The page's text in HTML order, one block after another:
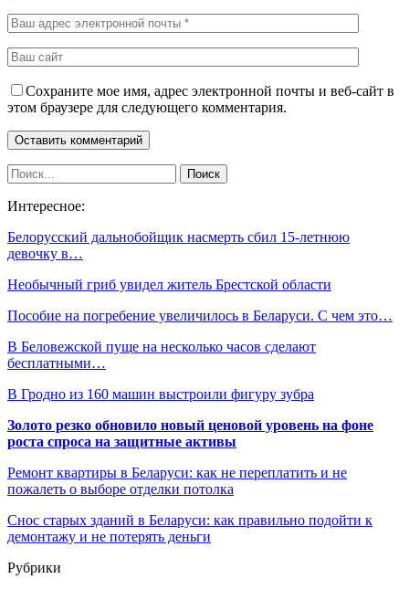
Сохраните мое имя, адрес электронной почты и веб-сайт в
этом браузере для следующего комментария.
Интересное:
Белорусский дальнобойщик насмерть сбил 15-летнюю
девочку в…
Необычный гриб увидел житель Брестской области
Пособие на погребение увеличилось в Беларуси. С чем это…
В Беловежской пуще на несколько часов сделают
бесплатными…
В Гродно из 160 машин выстроили фигуру зубра
Золото резко обновило новый ценовой уровень на фоне
роста спроса на защитные активы
Ремонт квартиры в Беларуси: как не переплатить и не
пожалеть о выборе отделки потолка
Снос старых зданий в Беларуси: как правильно подойти к
демонтажу и не потерять деньги
Рубрики